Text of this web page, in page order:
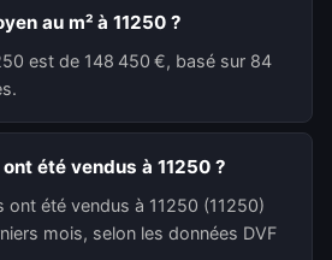
au m² à 11250 ?
est de 148 450 €, basé sur 84
été vendus à 11250 ?
ont été vendus à 11250 (11250)
mois, selon les données DVF